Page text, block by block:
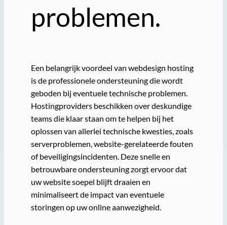
problemen.
Een belangrijk voordeel van webdesign hosting
is de professionele ondersteuning die wordt
geboden bij eventuele technische problemen.
Hostingproviders beschikken over deskundige
teams die klaar staan om te helpen bij het
oplossen van allerlei technische kwesties, zoals
serverproblemen, website-gerelateerde fouten
of beveiligingsincidenten. Deze snelle en
betrouwbare ondersteuning zorgt ervoor dat
uw website soepel blijft draaien en
minimaliseert de impact van eventuele
storingen op uw online aanwezigheid.